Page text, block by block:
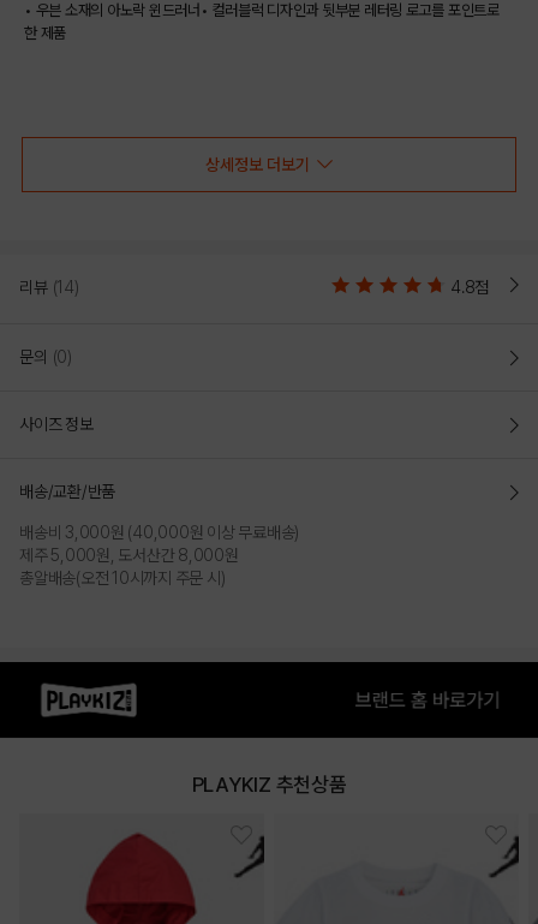
• 우븐 소재의 아노락 윈드러너• 컬러블럭 디자인과 뒷부분 레터링 로고를 포인트로
한 제품
PRODUCT VIEW
상세정보 더보기
리뷰 (14) 4.8점
문의 (0)
사이즈 정보
배송/교환/반품
배송비 3,000원 (40,000원 이상 무료배송)
제주 5,000원, 도서산간 8,000원
총알배송(오전 10시까지 주문 시)
PLAYKIZ 추천상품